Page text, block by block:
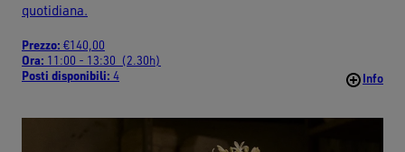
quotidiana.
Prezzo: €140,00
Ora: 11:00 - 13:30 (2.30h)
Posti disponibili: 4 Info